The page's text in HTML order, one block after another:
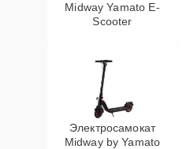
Midway Yamato E-
Scooter
Электросамокат
Midway by Yamato